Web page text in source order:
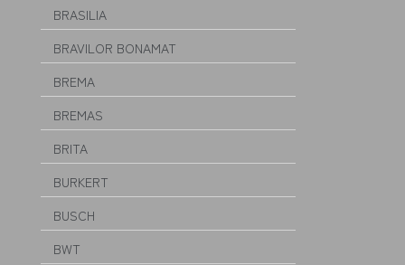
BRASILIA
BRAVILOR BONAMAT
BREMA
BREMAS
BRITA
BURKERT
BUSCH
BWT